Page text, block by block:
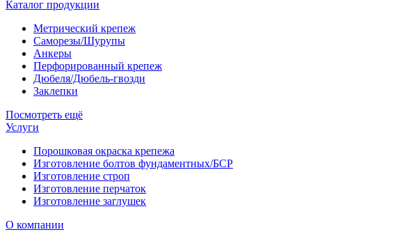
Каталог продукции
Метрический крепеж
Саморезы/Шурупы
Анкеры
Перфорированный крепеж
Дюбеля/Дюбель-гвозди
Заклепки
Посмотреть ещё
Услуги
Порошковая окраска крепежа
Изготовление болтов фундаментных/БСР
Изготовление строп
Изготовление перчаток
Изготовление заглушек
О компании